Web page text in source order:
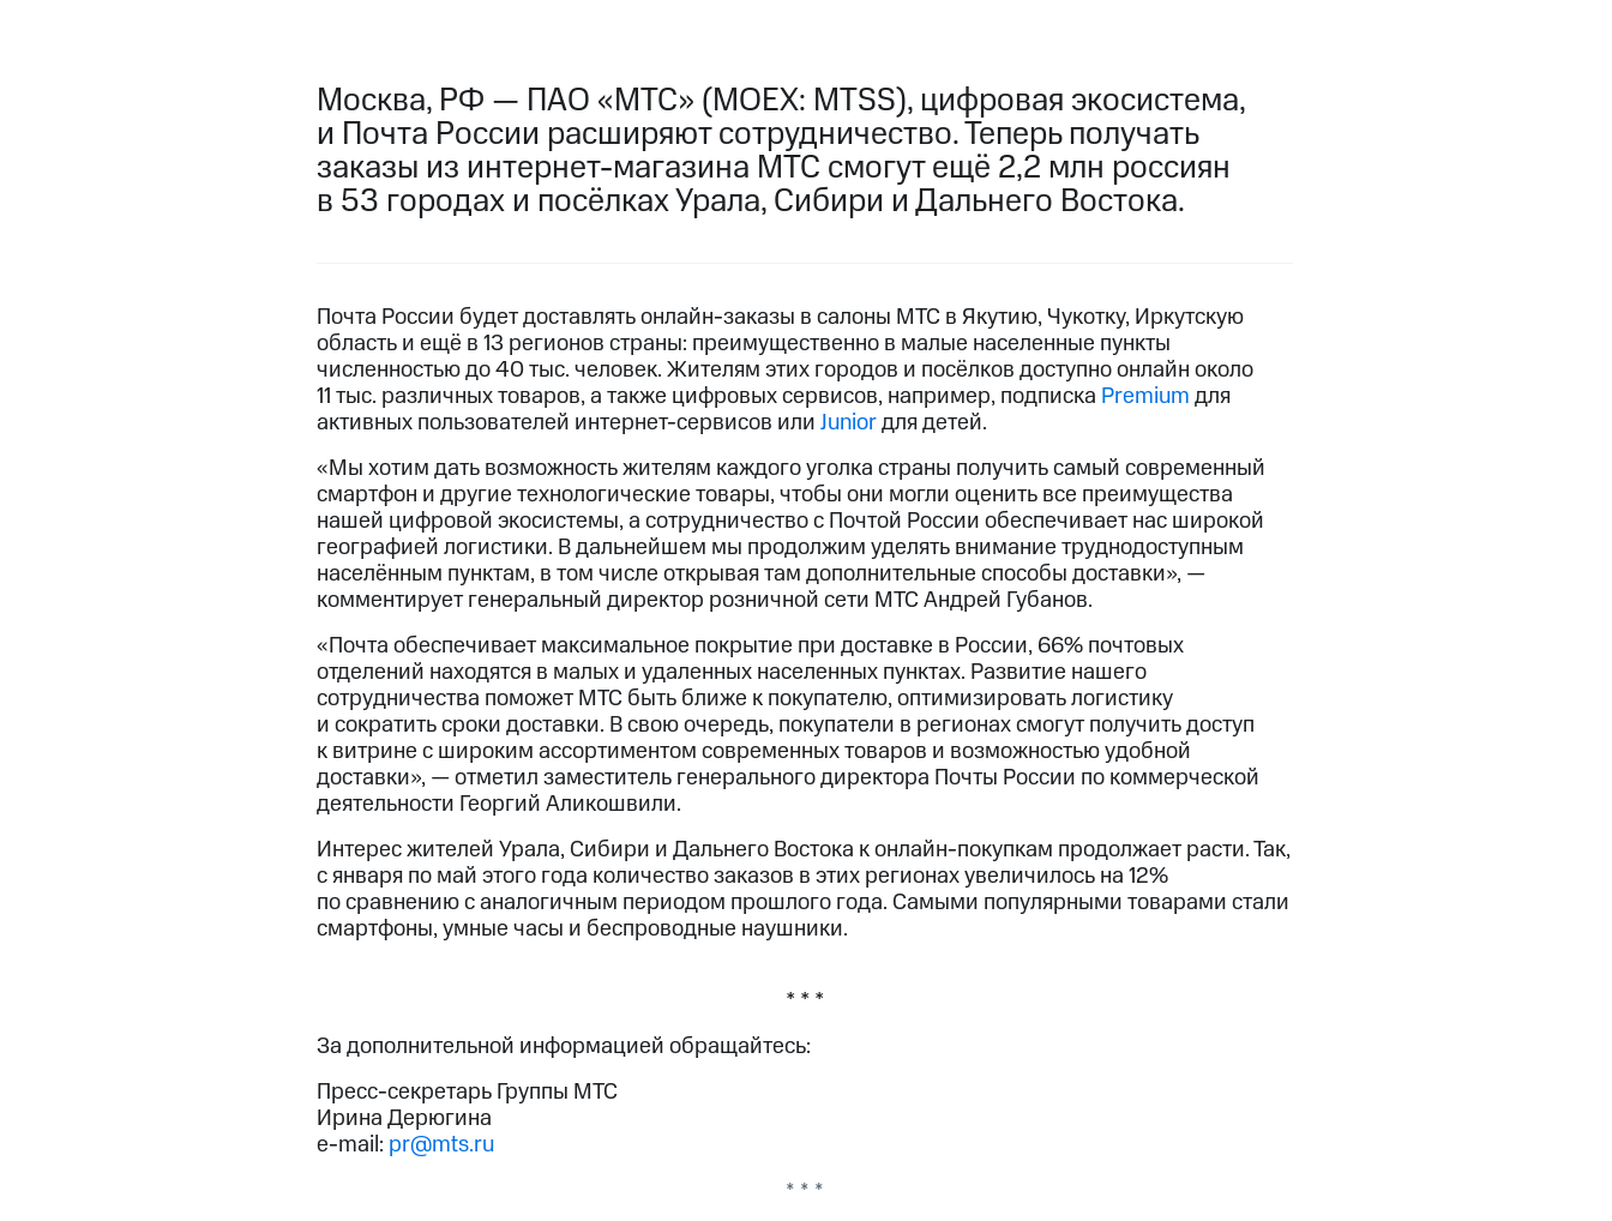
Москва, РФ — ПАО «МТС» (MOEX: MTSS), цифровая экосистема,
и Почта России расширяют сотрудничество. Теперь получать
заказы из интернет-магазина МТС смогут ещё 2,2 млн россиян
в 53 городах и посёлках Урала, Сибири и Дальнего Востока.
Почта России будет доставлять онлайн-заказы в салоны МТС в Якутию, Чукотку, Иркутскую
область и ещё в 13 регионов страны: преимущественно в малые населенные пункты
численностью до 40 тыс. человек. Жителям этих городов и посёлков доступно онлайн около
11 тыс. различных товаров, а также цифровых сервисов, например, подписка Premiumдля
активных пользователей интернет-сервисов илиJuniorдля детей.
«Мы хотим дать возможность жителям каждого уголка страны получить самый современный
смартфон и другие технологические товары, чтобы они могли оценить все преимущества
нашей цифровой экосистемы, а сотрудничество с Почтой России обеспечивает нас широкой
географией логистики. В дальнейшем мы продолжим уделять внимание труднодоступным
населённым пунктам, в том числе открывая там дополнительные способы доставки», —
комментирует генеральный директор розничной сети МТС Андрей Губанов.
«Почта обеспечивает максимальное покрытие при доставке в России, 66% почтовых
отделений находятся в малых и удаленных населенных пунктах. Развитие нашего
сотрудничества поможет МТС быть ближе к покупателю, оптимизировать логистику
и сократить сроки доставки. В свою очередь, покупатели в регионах смогут получить доступ
к витрине с широким ассортиментом современных товаров и возможностью удобной
доставки», — отметил заместитель генерального директора Почты России по коммерческой
деятельности Георгий Аликошвили.
Интерес жителей Урала, Сибири и Дальнего Востока к онлайн-покупкам продолжает расти. Так,
с января по май этого года количество заказов в этих регионах увеличилось на 12%
по сравнению с аналогичным периодом прошлого года. Самыми популярными товарами стали
смартфоны, умные часы и беспроводные наушники.
* * *
За дополнительной информацией обращайтесь:
Пресс-секретарь Группы МТС
Ирина Дерюгина
e-mail: pr@mts.ru
* * *